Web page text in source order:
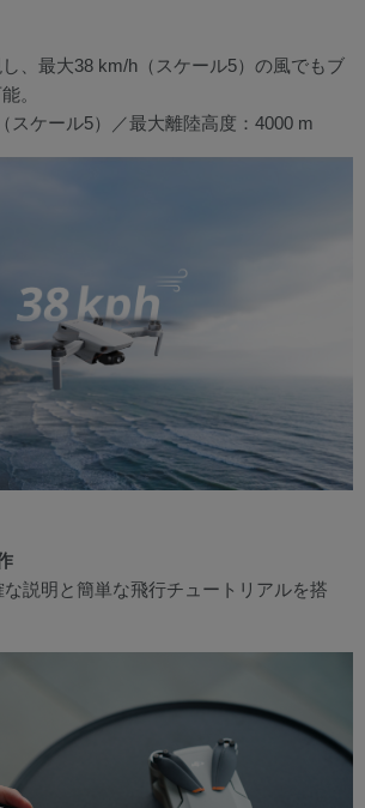
、最大38 km/h（スケール5）の風でもブ
。
スケール5）／最大離陸高度：4000 m
説明と簡単な飛行チュートリアルを搭